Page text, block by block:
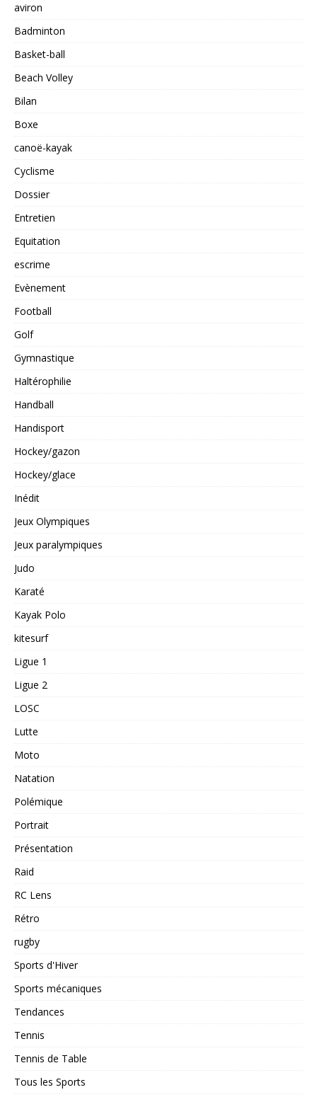
aviron
Badminton
Basket-ball
Beach Volley
Bilan
Boxe
canoë-kayak
Cyclisme
Dossier
Entretien
Equitation
escrime
Evènement
Football
Golf
Gymnastique
Haltérophilie
Handball
Handisport
Hockey/gazon
Hockey/glace
Inédit
Jeux Olympiques
Jeux paralympiques
Judo
Karaté
Kayak Polo
kitesurf
Ligue 1
Ligue 2
LOSC
Lutte
Moto
Natation
Polémique
Portrait
Présentation
Raid
RC Lens
Rétro
rugby
Sports d'Hiver
Sports mécaniques
Tendances
Tennis
Tennis de Table
Tous les Sports